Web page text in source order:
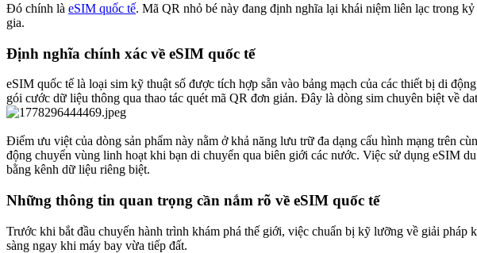
Đó chính là eSIM quốc tế. Mã QR nhỏ bé này đang định nghĩa lại khái niệm liên lạc trong
gia.
Định nghĩa chính xác về eSIM quốc tế​
eSIM quốc tế là loại sim kỹ thuật số được tích hợp sẵn vào bảng mạch của các thiết bị di
gói cước dữ liệu thông qua thao tác quét mã QR đơn giản. Đây là dòng sim chuyên biệt về
Điểm ưu việt của dòng sản phẩm này nằm ở khả năng lưu trữ đa dạng cấu hình mạng trên
động chuyển vùng linh hoạt khi bạn di chuyển qua biên giới các nước. Việc sử dụng eSIM
bằng kênh dữ liệu riêng biệt.
Những thông tin quan trọng cần nắm rõ về eSIM quốc tế​
Trước khi bắt đầu chuyến hành trình khám phá thế giới, việc chuẩn bị kỹ lưỡng về giải
sàng ngay khi máy bay vừa tiếp đất.